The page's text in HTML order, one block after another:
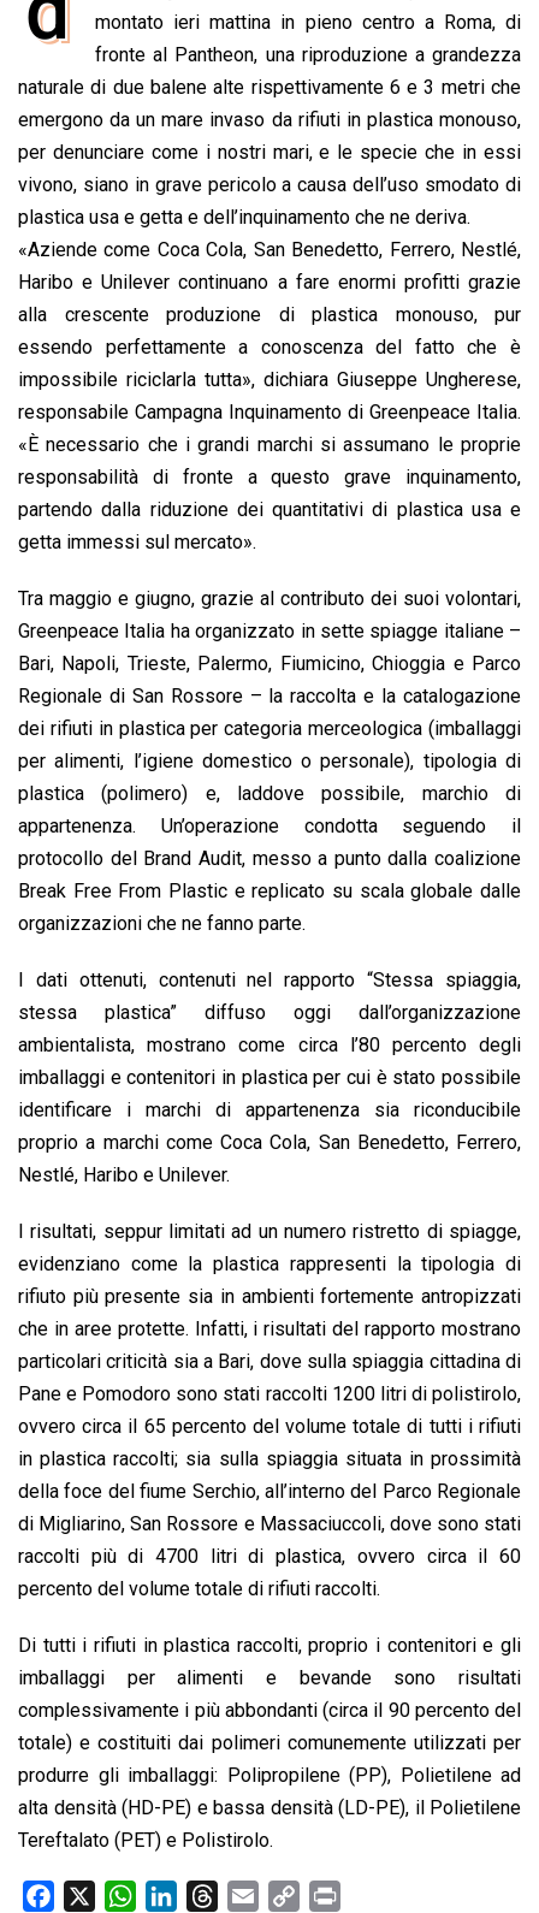
e
o
o
k
t
s
A
p
p
k
e
d
I
n
e
a
d
s
i
y
L
i
n
k
n
t
montato ieri mattina in pieno centro a Roma, di
fronte al Pantheon, una riproduzione a grandezza
naturale di due balene alte rispettivamente 6 e 3 metri che
emergono da un mare invaso da rifiuti in plastica monouso,
per denunciare come i nostri mari, e le specie che in essi
vivono, siano in grave pericolo a causa dell’uso smodato di
plastica usa e getta e dell’inquinamento che ne deriva.
«Aziende come Coca Cola, San Benedetto, Ferrero, Nestlé,
Haribo e Unilever continuano a fare enormi profitti grazie
alla crescente produzione di plastica monouso, pur
essendo perfettamente a conoscenza del fatto che è
impossibile riciclarla tutta», dichiara Giuseppe Ungherese,
responsabile Campagna Inquinamento di Greenpeace Italia.
«È necessario che i grandi marchi si assumano le proprie
responsabilità di fronte a questo grave inquinamento,
partendo dalla riduzione dei quantitativi di plastica usa e
getta immessi sul mercato».
Tra maggio e giugno, grazie al contributo dei suoi volontari,
Greenpeace Italia ha organizzato in sette spiagge italiane –
Bari, Napoli, Trieste, Palermo, Fiumicino, Chioggia e Parco
Regionale di San Rossore – la raccolta e la catalogazione
dei rifiuti in plastica per categoria merceologica (imballaggi
per alimenti, l’igiene domestico o personale), tipologia di
plastica (polimero) e, laddove possibile, marchio di
appartenenza. Un’operazione condotta seguendo il
protocollo del Brand Audit, messo a punto dalla coalizione
Break Free From Plastic e replicato su scala globale dalle
organizzazioni che ne fanno parte.
I dati ottenuti, contenuti nel rapporto “Stessa spiaggia,
stessa plastica” diffuso oggi dall’organizzazione
ambientalista, mostrano come circa l’80 percento degli
imballaggi e contenitori in plastica per cui è stato possibile
identificare i marchi di appartenenza sia riconducibile
proprio a marchi come Coca Cola, San Benedetto, Ferrero,
Nestlé, Haribo e Unilever.
I risultati, seppur limitati ad un numero ristretto di spiagge,
evidenziano come la plastica rappresenti la tipologia di
rifiuto più presente sia in ambienti fortemente antropizzati
che in aree protette. Infatti, i risultati del rapporto mostrano
particolari criticità sia a Bari, dove sulla spiaggia cittadina di
Pane e Pomodoro sono stati raccolti 1200 litri di polistirolo,
ovvero circa il 65 percento del volume totale di tutti i rifiuti
in plastica raccolti; sia sulla spiaggia situata in prossimità
della foce del fiume Serchio, all’interno del Parco Regionale
di Migliarino, San Rossore e Massaciuccoli, dove sono stati
raccolti più di 4700 litri di plastica, ovvero circa il 60
percento del volume totale di rifiuti raccolti.
Di tutti i rifiuti in plastica raccolti, proprio i contenitori e gli
imballaggi per alimenti e bevande sono risultati
complessivamente i più abbondanti (circa il 90 percento del
totale) e costituiti dai polimeri comunemente utilizzati per
produrre gli imballaggi: Polipropilene (PP), Polietilene ad
alta densità (HD-PE) e bassa densità (LD-PE), il Polietilene
Tereftalato (PET) e Polistirolo.
W